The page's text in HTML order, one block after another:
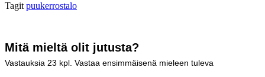
Tagit puukerrostalo
Mitä mieltä olit jutusta?
Vastauksia 23 kpl. Vastaa ensimmäisenä mieleen tuleva